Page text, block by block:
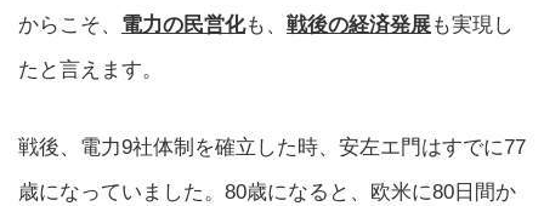
からこそ、 電力の民営化も、 戦後の経済発展も実現し
たと言えます。
戦後、電力9社体制を確立した時、安左エ門はすでに77
歳になっていました。80歳になると、欧米に80日間か